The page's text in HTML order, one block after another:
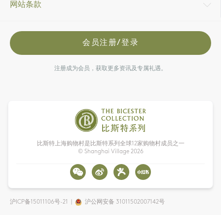
网站条款
会员注册/登录
注册成为会员，获取更多资讯及专属礼遇。
比斯特上海购物村是比斯特系列全球12家购物村成员之一
© Shanghai Village 2026
沪ICP备15011106号-21 沪公网安备 31011502007142号